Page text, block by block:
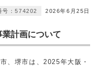
2026年6月25日
号：574202
計画について
、堺市は、2025年大阪・